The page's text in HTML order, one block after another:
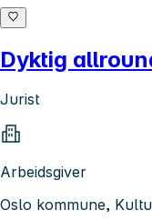
Dyktig
Jurist
Arbeidsgiver
Oslo kommune,